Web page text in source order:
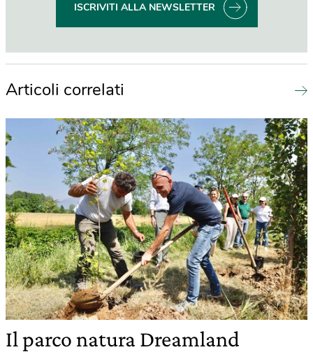
ISCRIVITI ALLA NEWSLETTER
Articoli correlati
Il parco natura Dreamland